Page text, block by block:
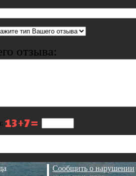
отзыва:
Сообщить о нарушении